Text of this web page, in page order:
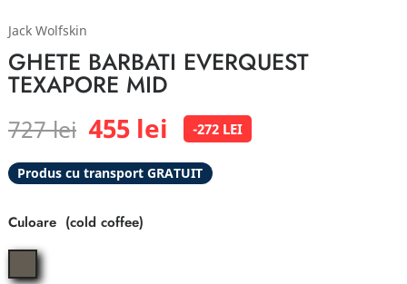
Jack Wolfskin
GHETE BARBATI EVERQUEST
TEXAPORE MID
727 lei 455 lei -272 LEI
Produs cu transport GRATUIT
Culoare
cold
coffee